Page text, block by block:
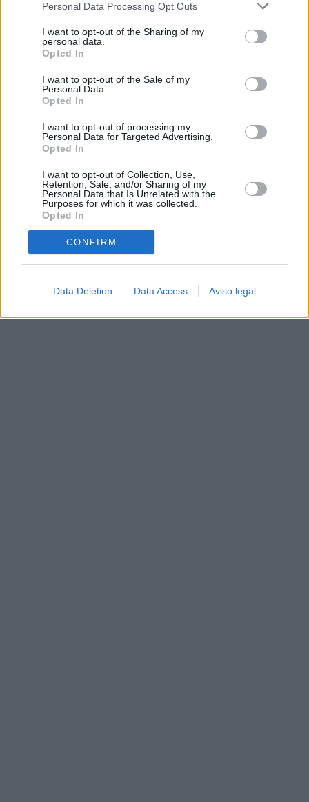
negar su consentimiento. Tenga en cuenta que algún
de su consentimiento, pero usted tiene el derecho de
rechazar tal procesamiento. Sus preferencias se aplicarán
cualquier momento entrando de nuevo en este sitio web o
visitando nuestra política de privacidad.
Personal Data Processing Opt Outs
I want to opt-out of the Sharing of my
personal data.
Opted In
I want to opt-out of the Sale of my
Personal Data.
Opted In
I want to opt-out of processing my
Personal Data for Targeted Advertising.
Opted In
I want to opt-out of Collection, Use,
Retention, Sale, and/or Sharing of my
Personal Data that Is Unrelated with the
Purposes for which it was collected.
Opted In
CONFIRM
Data Deletion Data Access Aviso legal